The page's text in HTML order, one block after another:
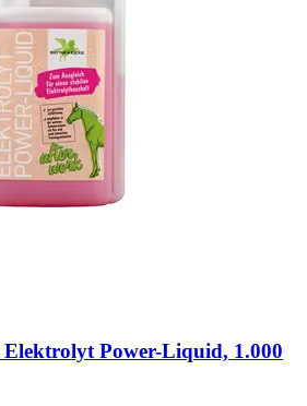
Elektrolyt Power-​Liquid, 1.000